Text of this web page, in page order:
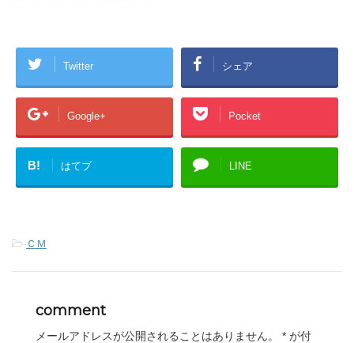
Twitter シェア
Google+ Pocket
B! はてブ LINE
- ＣＭ
comment
メールアドレスが公開されることはありません。 * が付